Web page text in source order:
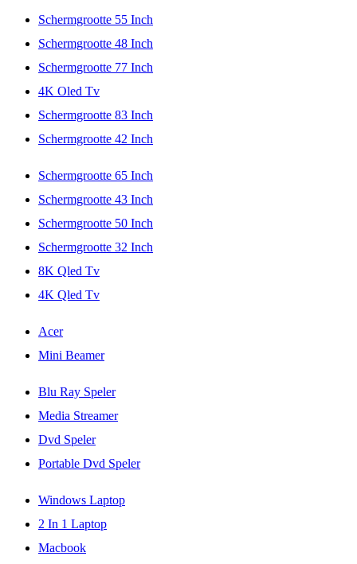
Schermgrootte 55 Inch
Schermgrootte 48 Inch
Schermgrootte 77 Inch
4K Oled Tv
Schermgrootte 83 Inch
Schermgrootte 42 Inch
Schermgrootte 65 Inch
Schermgrootte 43 Inch
Schermgrootte 50 Inch
Schermgrootte 32 Inch
8K Qled Tv
4K Qled Tv
Acer
Mini Beamer
Blu Ray Speler
Media Streamer
Dvd Speler
Portable Dvd Speler
Windows Laptop
2 In 1 Laptop
Macbook